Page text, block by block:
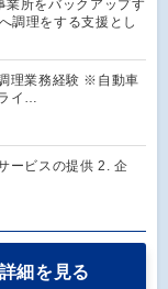
業所をバックアップす
調理をする支援とし
理業務経験 ※自動車
イ…
ービスの提供 2. 企
詳細を見る